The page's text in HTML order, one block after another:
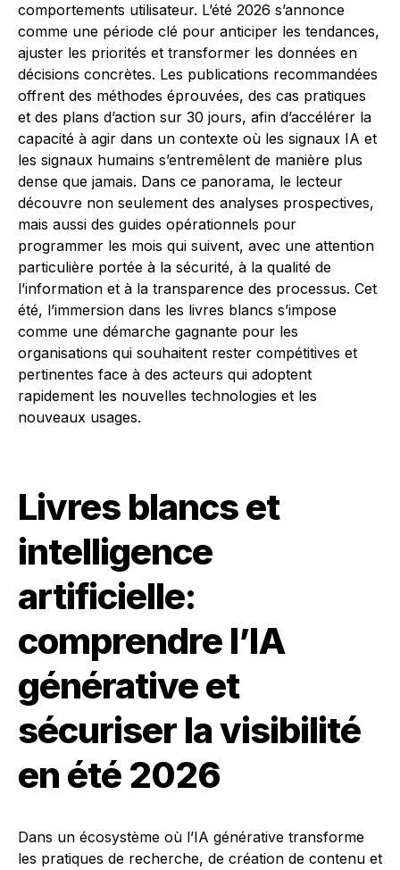
comportements utilisateur. L’été 2026 s’annonce
comme une période clé pour anticiper les tendances,
ajuster les priorités et transformer les données en
décisions concrètes. Les publications recommandées
offrent des méthodes éprouvées, des cas pratiques
et des plans d’action sur 30 jours, afin d’accélérer la
capacité à agir dans un contexte où les signaux IA et
les signaux humains s’entremêlent de manière plus
dense que jamais. Dans ce panorama, le lecteur
découvre non seulement des analyses prospectives,
mais aussi des guides opérationnels pour
programmer les mois qui suivent, avec une attention
particulière portée à la sécurité, à la qualité de
l’information et à la transparence des processus. Cet
été, l’immersion dans les livres blancs s’impose
comme une démarche gagnante pour les
organisations qui souhaitent rester compétitives et
pertinentes face à des acteurs qui adoptent
rapidement les nouvelles technologies et les
nouveaux usages.
Livres blancs et
intelligence
artificielle:
comprendre l’IA
générative et
sécuriser la visibilité
en été 2026
Dans un écosystème où l’IA générative transforme
les pratiques de recherche, de création de contenu et